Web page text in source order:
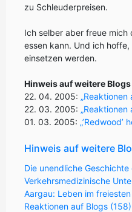
zu Schleuderpreisen.
Ich selber aber freue mich
essen kann. Und ich
einsetzen werden.
Hinweis auf weitere
22. 04. 2005:
22. 03. 2005:
01. 03. 2005:
Hinweis auf weitere
Die unendliche
Verkehrsmedizinische
Aargau: Leben im
Reaktionen auf Blogs